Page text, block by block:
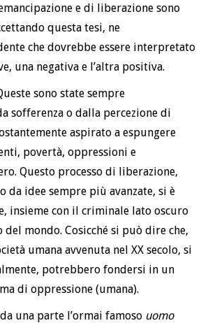
e di liberazione sono
questa tesi, ne
che dovrebbe essere interpretato
una negativa e l’altra positiva.
sono state sempre
sofferenza o dalla percezione di
aspirato a espungere
povertà, oppressioni e
Questo processo di liberazione,
idee sempre più avanzate, si è
insieme con il criminale lato oscuro
mondo. Cosicché si può dire che,
umana avvenuta nel XX secolo, si
potrebbero fondersi in un
di oppressione (umana).
una parte l’ormai famoso uomo